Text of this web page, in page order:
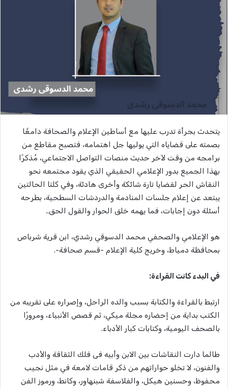
يتحدث بجرأة تدرب عليها مع أساطين الإعلام والصحافة دامغًا
بصمته على قضاياه التي يوليها جل اهتمامه، فتصبح مقاطع من
برامجه من وقت لآخر حديث منصات التواصل الاجتماعي، مُذكرًا
بهذا الجميع بدور الإعلامي الحقيقي الذي يقود مجتمعه نحو
النقاش الحر لقضايا تارة شائكة وأخرى هادئة، وفي كلتا الحالتين
يبتعد عن إعلام جلسات المنادمة والدردشات السطحية، بطرحه
أسئلة دون إجابات، فما يهمه خلق الحوار والقول الحق..
هو الإعلامي والصحفي محمد الدسوقي رشدي، ابن قرية شرباص
بمحافظة دمياط، وخريج كلية الإعلام -قسم صحافة-.
في البدء كانت القراءة:
ارتبط بالقراءة والكتابة بسبب والده الراحل، وإصراره على تقريبه من
الكتب بداية من إحضاره مجلة ميكي، ثم قصص الأنبياء، ومرورًا
بالصحف اليومية، وكتابات كبار الأدباء.
طالما دارت النقاشات بين الابن وأبيه فى فلك الثقافة والأدب
والفنون، لا تخلو حواراتهم من ذكر قامات لامعة في مثل نجيب
محفوظ، وحسنين هيكل، والفلاسفة شبنهاور، وكانط، ورموز الفن